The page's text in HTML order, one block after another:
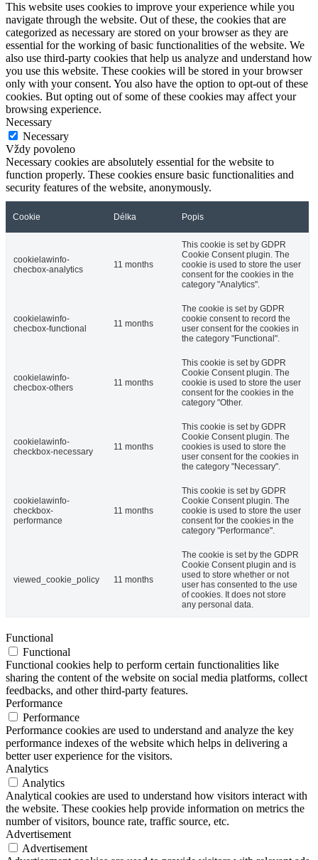
This website uses cookies to improve your experience while you
navigate through the website. Out of these, the cookies that are
categorized as necessary are stored on your browser as they are
essential for the working of basic functionalities of the website. We
also use third-party cookies that help us analyze and understand how
you use this website. These cookies will be stored in your browser
only with your consent. You also have the option to opt-out of these
cookies. But opting out of some of these cookies may affect your
browsing experience.
Necessary
Necessary
Vždy povoleno
Necessary cookies are absolutely essential for the website to
function properly. These cookies ensure basic functionalities and
security features of the website, anonymously.
Cookie Délka Popis
cookielawinfo-
checbox-analytics
11 months
This cookie is set by GDPR
Cookie Consent plugin. The
cookie is used to store the user
consent for the cookies in the
category "Analytics".
cookielawinfo-
checbox-functional
11 months
The cookie is set by GDPR
cookie consent to record the
user consent for the cookies in
the category "Functional".
cookielawinfo-
checbox-others
11 months
This cookie is set by GDPR
Cookie Consent plugin. The
cookie is used to store the user
consent for the cookies in the
category "Other.
cookielawinfo-
checkbox-necessary
11 months
This cookie is set by GDPR
Cookie Consent plugin. The
cookies is used to store the
user consent for the cookies in
the category "Necessary".
cookielawinfo-
checkbox-
performance
11 months
This cookie is set by GDPR
Cookie Consent plugin. The
cookie is used to store the user
consent for the cookies in the
category "Performance".
viewed_cookie_policy 11 months
The cookie is set by the GDPR
Cookie Consent plugin and is
used to store whether or not
user has consented to the use
of cookies. It does not store
any personal data.
Functional
Functional
Functional cookies help to perform certain functionalities like
sharing the content of the website on social media platforms, collect
feedbacks, and other third-party features.
Performance
Performance
Performance cookies are used to understand and analyze the key
performance indexes of the website which helps in delivering a
better user experience for the visitors.
Analytics
Analytics
Analytical cookies are used to understand how visitors interact with
the website. These cookies help provide information on metrics the
number of visitors, bounce rate, traffic source, etc.
Advertisement
Advertisement